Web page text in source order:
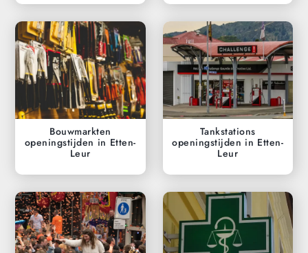
Bouwmarkten
openingstijden in Etten-
Leur
Tankstations
openingstijden in Etten-
Leur